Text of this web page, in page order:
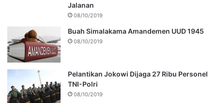
Jalanan
08/10/2019
Buah Simalakama Amandemen UUD 1945
08/10/2019
Pelantikan Jokowi Dijaga 27 Ribu Personel
TNI-Polri
08/10/2019